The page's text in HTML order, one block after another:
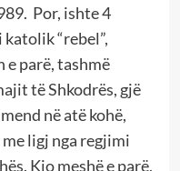
Por, ishte 4
“rebel”,
e parë, tashmë
të Shkodrës, gjë
në atë kohë,
ligj nga regjimi
Kjo meshë e parë,